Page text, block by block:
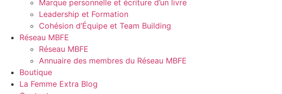
Marque personnelle et écriture d’un livre
Leadership et Formation
Cohésion d’Équipe et Team Building
Réseau MBFE
Réseau MBFE
Annuaire des membres du Réseau MBFE
Boutique
La Femme Extra Blog